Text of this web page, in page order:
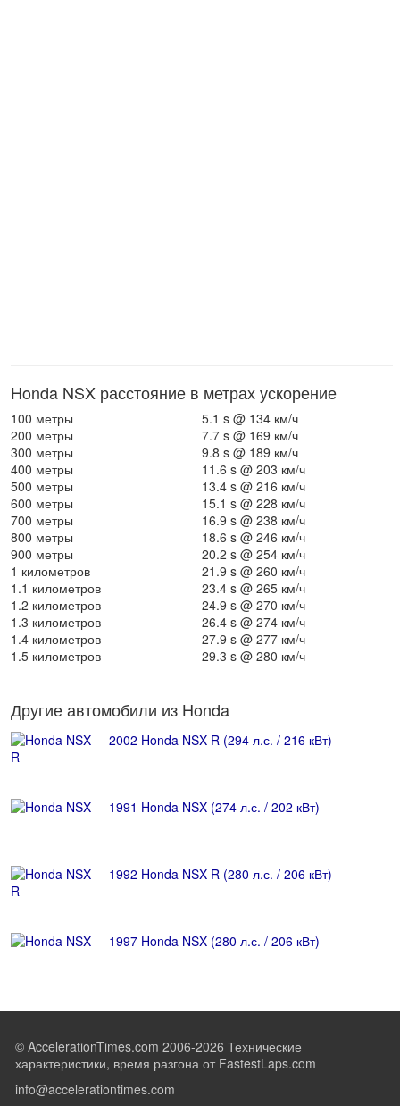
Honda NSX расстояние в метрах ускорение
100 метры
5.1 s @ 134 км/ч
200 метры
7.7 s @ 169 км/ч
300 метры
9.8 s @ 189 км/ч
400 метры
11.6 s @ 203 км/ч
500 метры
13.4 s @ 216 км/ч
600 метры
15.1 s @ 228 км/ч
700 метры
16.9 s @ 238 км/ч
800 метры
18.6 s @ 246 км/ч
900 метры
20.2 s @ 254 км/ч
1 километров
21.9 s @ 260 км/ч
1.1 километров
23.4 s @ 265 км/ч
1.2 километров
24.9 s @ 270 км/ч
1.3 километров
26.4 s @ 274 км/ч
1.4 километров
27.9 s @ 277 км/ч
1.5 километров
29.3 s @ 280 км/ч
Другие автомобили из Honda
2002 Honda NSX-R (294 л.с. / 216 кВт)
1991 Honda NSX (274 л.с. / 202 кВт)
1992 Honda NSX-R (280 л.с. / 206 кВт)
1997 Honda NSX (280 л.с. / 206 кВт)
© AccelerationTimes.com 2006-2026 Технические
характеристики, время разгона от FastestLaps.com
info@accelerationtimes.com